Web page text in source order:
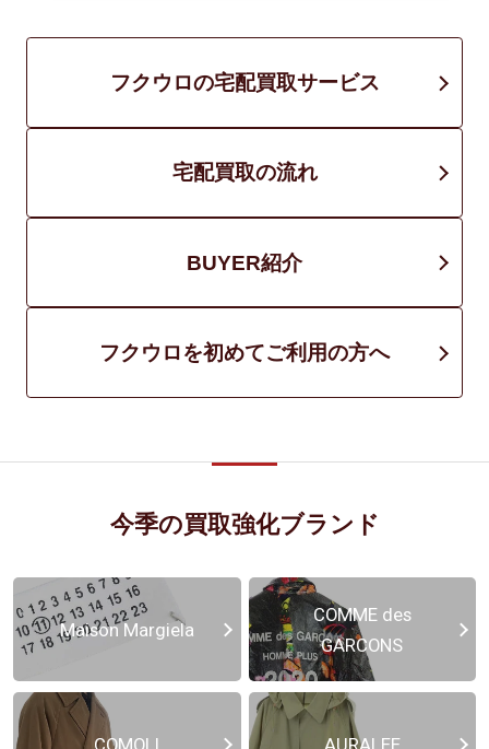
フクウロの宅配買取サービス
宅配買取の流れ
BUYER紹介
フクウロを初めてご利用の方へ
今季の買取強化ブランド
Maison Margiela
COMME des
GARCONS